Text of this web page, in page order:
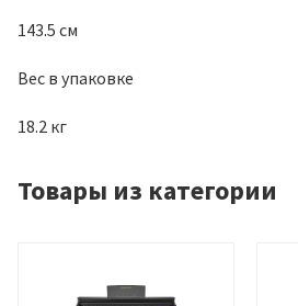
143.5 см
Вес в упаковке
18.2 кг
Товары из категории